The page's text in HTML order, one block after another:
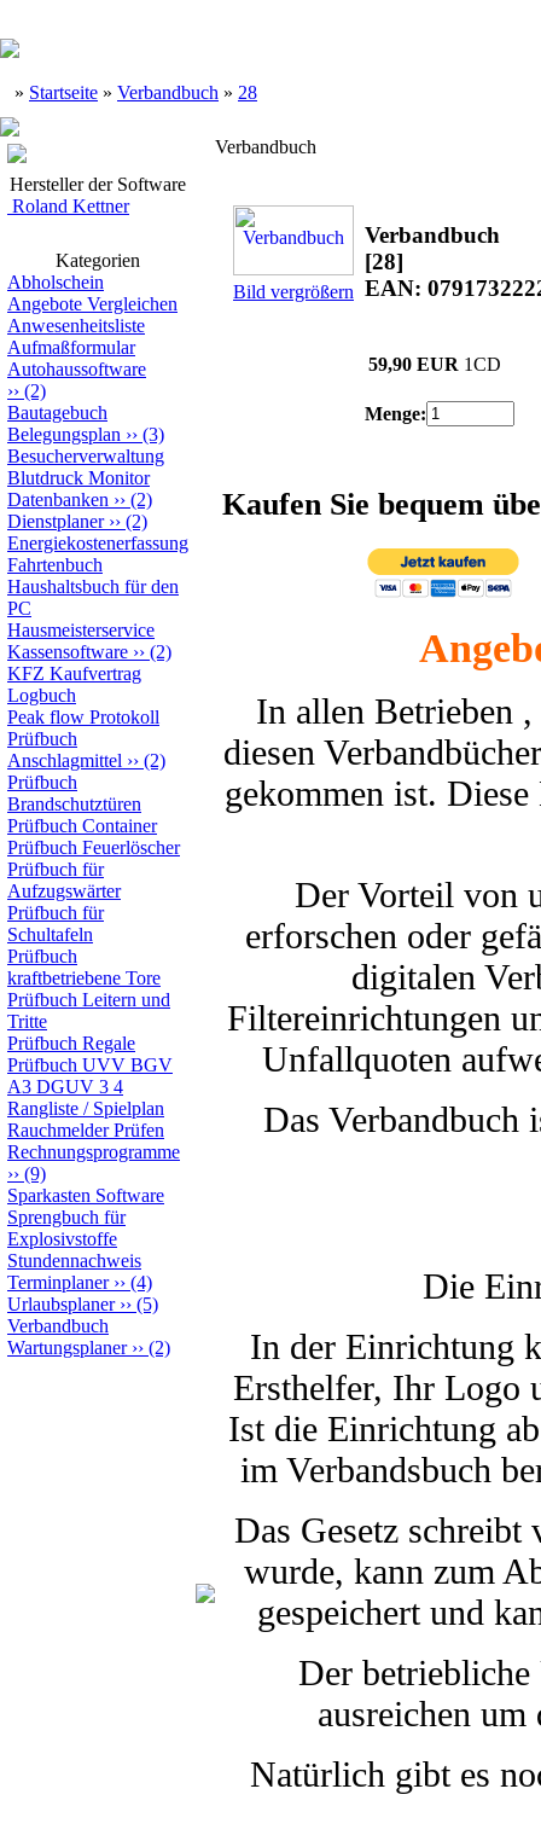
» Startseite » Verbandbuch » 28
Hersteller der Software
Roland Kettner
Kategorien
Abholschein
Angebote Vergleichen
Anwesenheitsliste
Aufmaßformular
Autohaussoftware
›› (2)
Bautagebuch
Belegungsplan ›› (3)
Besucherverwaltung
Blutdruck Monitor
Datenbanken ›› (2)
Dienstplaner›› (2)
Energiekostenerfassung
Fahrtenbuch
Haushaltsbuch für den
PC
Hausmeisterservice
Kassensoftware ›› (2)
KFZ Kaufvertrag
Logbuch
Peak flow Protokoll
Prüfbuch
Anschlagmittel ›› (2)
Prüfbuch
Brandschutztüren
Prüfbuch Container
Prüfbuch Feuerlöscher
Prüfbuch für
Aufzugswärter
Prüfbuch für
Schultafeln
Prüfbuch
kraftbetriebene Tore
Prüfbuch Leitern und
Tritte
Prüfbuch Regale
Prüfbuch UVV BGV
A3 DGUV 3 4
Rangliste / Spielplan
Rauchmelder Prüfen
Rechnungsprogramme
›› (9)
Sparkasten Software
Sprengbuch für
Explosivstoffe
Stundennachweis
Terminplaner›› (4)
Urlaubsplaner›› (5)
Verbandbuch
Wartungsplaner›› (2)
Verbandbuch
Bild vergrößern
Verbandbuch
[28]
EAN:
59,90 EUR 1CD
Menge:
Kaufen Sie bequem
In allen Betrieben
diesen
gekommen ist.
Der Vorteil von
erforschen oder
digitalen
Filtereinrichtungen
Unfallquoten
Das Verbandbuch
Die
In der Einrichtung
Ersthelfer, Ihr Logo
Ist die Einrichtung
im Verbandsbuch
Das Gesetz schreibt
wurde, kann zum
gespeichert und
Der betriebliche
ausreichen
Natürlich gibt es